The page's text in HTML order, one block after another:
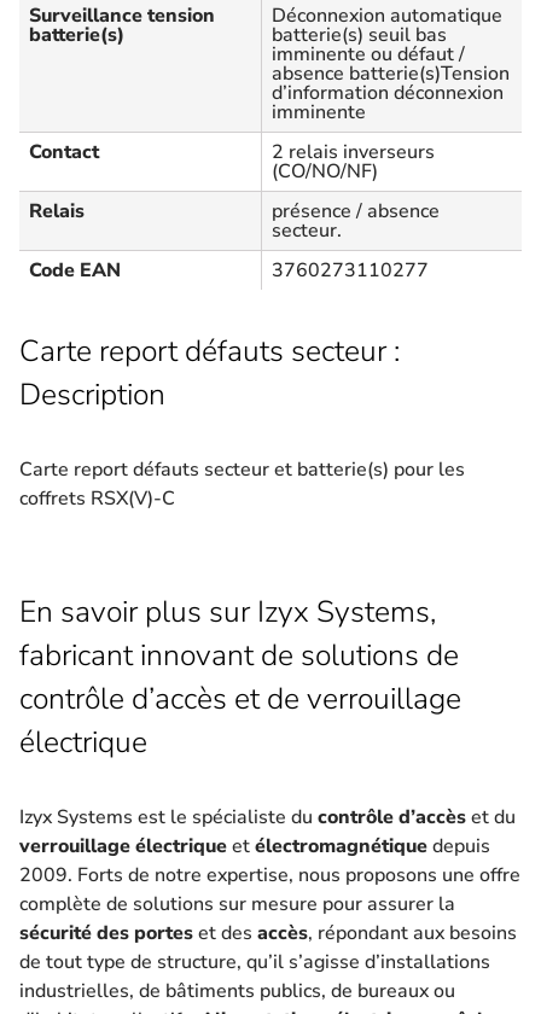
Surveillance tension
batterie(s)
Déconnexion automatique
batterie(s) seuil bas
imminente ou défaut /
absence batterie(s)Tension
d’information déconnexion
imminente
Contact
2 relais inverseurs
(CO/NO/NF)
Relais
présence / absence
secteur.
Code EAN
3760273110277
Carte report défauts secteur :
Description
Carte report défauts secteur et batterie(s) pour les
coffrets RSX(V)-C
En savoir plus sur Izyx Systems,
fabricant innovant de solutions de
contrôle d’accès et de verrouillage
électrique
Izyx Systems est le spécialiste du contrôle d’accèset du
verrouillage électriqueetélectromagnétiquedepuis
2009. Forts de notre expertise, nous proposons une offre
complète de solutions sur mesure pour assurer la
sécurité des porteset des accès, répondant aux besoins
de tout type de structure, qu’il s’agisse d’installations
industrielles, de bâtiments publics, de bureaux ou